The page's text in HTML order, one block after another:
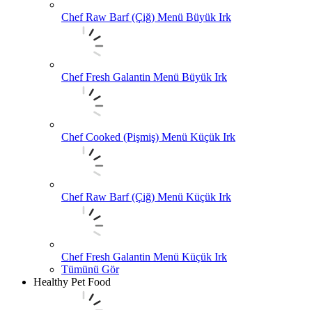
Chef Raw Barf (Çiğ) Menü Büyük Irk
Chef Fresh Galantin Menü Büyük Irk
Chef Cooked (Pişmiş) Menü Küçük Irk
Chef Raw Barf (Çiğ) Menü Küçük Irk
Chef Fresh Galantin Menü Küçük Irk
Tümünü Gör
Healthy Pet Food